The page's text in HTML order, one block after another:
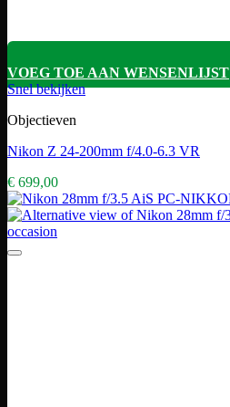
VOEG TOE AAN WENSENLIJST
Snel bekijken
Objectieven
Nikon Z 24-200mm f/4.0-6.3 VR
€ 699,00